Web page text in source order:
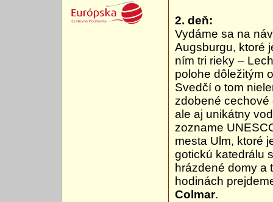
2. deň:
Vydáme sa na
Augsburgu, ktoré
ním tri rieky –
polohe dôležitým
Svedčí o tom
zdobené cechové
ale aj unikátny
zozname
mesta Ulm, ktoré
gotickú katedrálu
hrázdené domy a
hodinách
Colmar.